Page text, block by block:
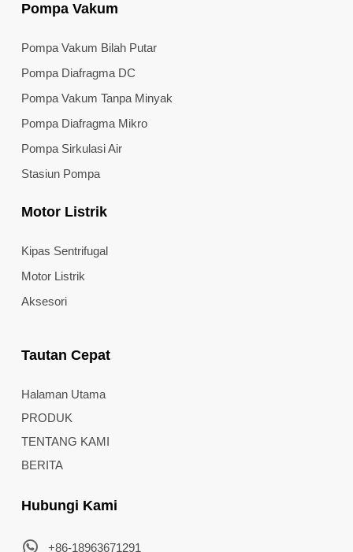
Pompa Vakum
Pompa Vakum Bilah Putar
Pompa Diafragma DC
Pompa Vakum Tanpa Minyak
Pompa Diafragma Mikro
Pompa Sirkulasi Air
Stasiun Pompa
Motor Listrik
Kipas Sentrifugal
Motor Listrik
Aksesori
Tautan Cepat
Halaman Utama
PRODUK
TENTANG KAMI
BERITA
Hubungi Kami
+86-18963671291